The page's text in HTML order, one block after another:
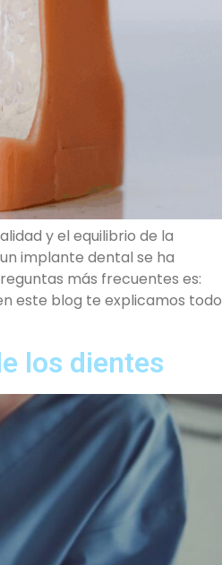
y el equilibrio de la
implante dental se ha
más frecuentes es:
este blog te explicamos todo
los dientes